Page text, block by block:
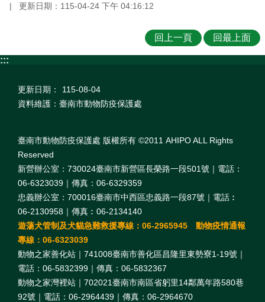
更新日期：115-04-24 下午 04:16:12
回上一頁 回最上面
:::
更新日期：
115-08-04
資料維護：臺南市動物防疫保護處
臺南市動物防疫保護處 版權所有 ©2011 AHIPO ALL Rights
Reserved
新營辦公室：730024臺南市新營區長榮路一段501號｜電話：
06-6323039｜傳真：06-6329359
忠義辦公室：700016臺南市中西區忠義路一段87號｜電話︰
06-2130958｜傳真︰06-2134140
遊蕩犬管制及犬貓急難救援專線：06-2965945 動物疫情通報
專線：06-6323039
動物之家善化站｜741008臺南市善化區昌隆里東勢寮1-19號｜
電話：06-5832399｜傳真：06-5832367
動物之家灣裡站｜702021臺南市南區省躬里14鄰萬年路580巷
92號｜電話：06-2964439｜傳真：06-2964670